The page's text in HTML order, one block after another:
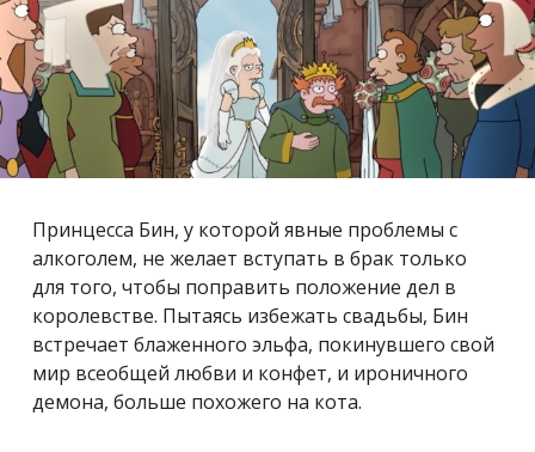
Принцесса Бин, у которой явные проблемы с
алкоголем, не желает вступать в брак только
для того, чтобы поправить положение дел в
королевстве. Пытаясь избежать свадьбы, Бин
встречает блаженного эльфа, покинувшего свой
мир всеобщей любви и конфет, и ироничного
демона, больше похожего на кота.